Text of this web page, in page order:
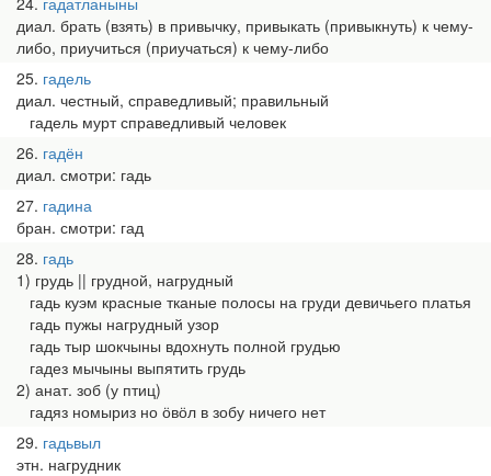
диал. брать (взять) в привычку, привыкать (привыкнуть) к чему-
либо, приучиться (приучаться) к чему-либо
25 гадель
диал. честный, справедливый; правильный
гадель мурт справедливый человек
26 гадён
диал. смотри: гадь
27 гадина
бран. смотри: гад
28 гадь
1) грудь || грудной, нагрудный
гадь куэм красные тканые полосы на груди девичьего платья
гадь пужы нагрудный узор
гадь тыр шокчыны вдохнуть полной грудью
гадез мычыны выпятить грудь
2) анат. зоб (у птиц)
гадяз номыриз но ӧвӧл в зобу ничего нет
29 гадьвыл
этн. нагрудник